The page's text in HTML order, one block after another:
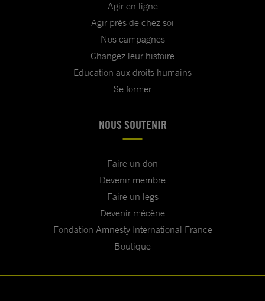
Agir en ligne
Agir près de chez soi
Nos campagnes
Changez leur histoire
Education aux droits humains
Se former
NOUS SOUTENIR
Faire un don
Devenir membre
Faire un legs
Devenir mécène
Fondation Amnesty International France
Boutique